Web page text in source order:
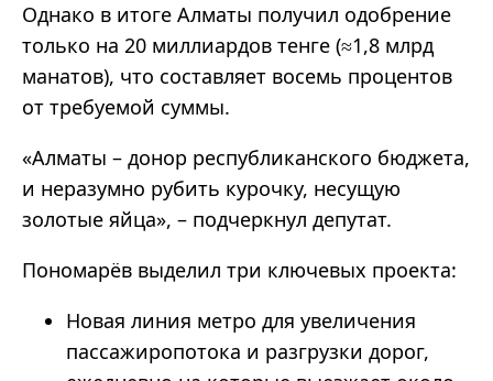
Однако в итоге Алматы получил одобрение
только на 20 миллиардов тенге (≈1,8 млрд
манатов), что составляет восемь процентов
от требуемой суммы.
«Алматы – донор республиканского бюджета,
и неразумно рубить курочку, несущую
золотые яйца», – подчеркнул депутат.
Пономарёв выделил три ключевых проекта:
Новая линия метро для увеличения
пассажиропотока и разгрузки дорог,